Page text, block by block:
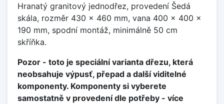
Hranatý granitový jednodřez, provedení Šedá
skála, rozměr 430 x 460 mm, vana 400 x 400 x
190 mm, spodní montáž, minimálně 50 cm
skříňka.
Pozor - toto je speciální varianta dřezu, která
neobsahuje výpusť, přepad a další viditelné
komponenty. Komponenty si vyberete
samostatně v provedení dle potřeby - více